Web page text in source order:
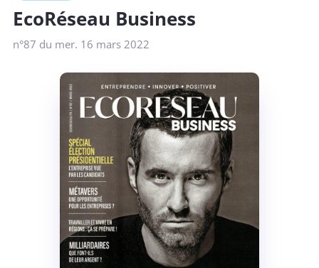
EcoRéseau Business
n°87 du mer. 16 mars 2022